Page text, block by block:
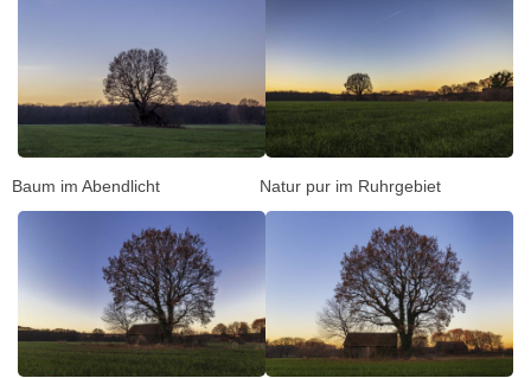
Baum im Abendlicht Natur pur im Ruhrgebiet